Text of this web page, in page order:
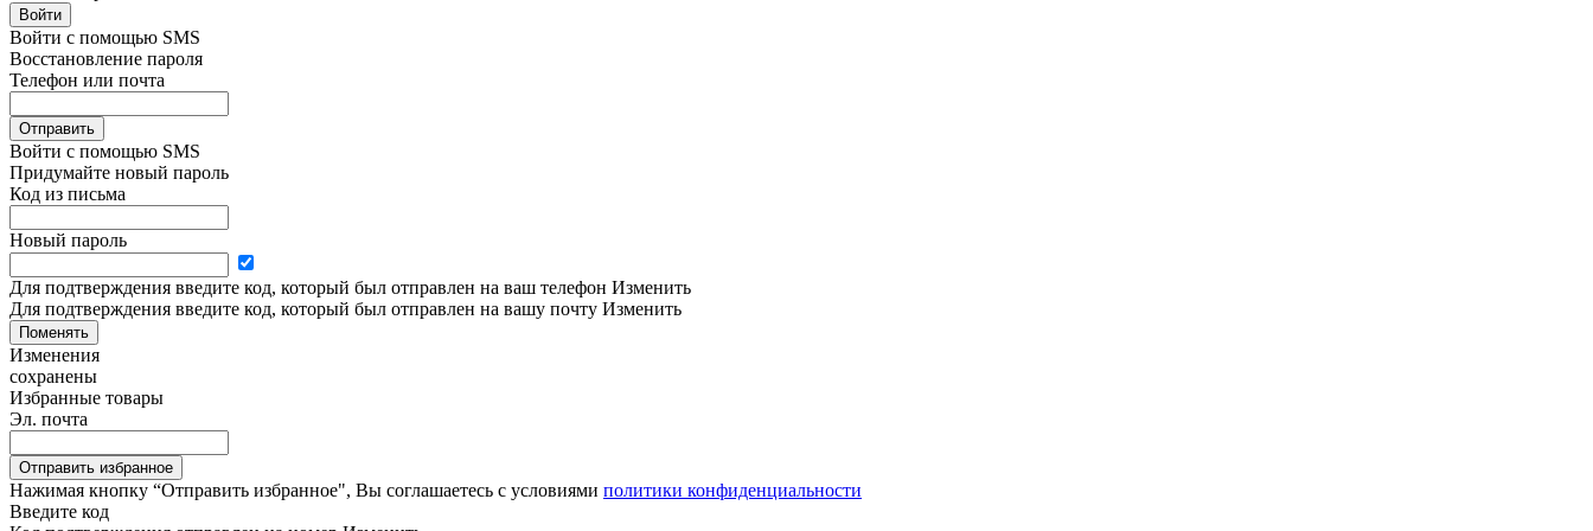
Войти
Войти с помощью SMS
Восстановление пароля
Телефон или почта
Отправить
Войти с помощью SMS
Придумайте новый пароль
Код из письма
Новый пароль
Для подтверждения введите код, который был отправлен на ваш телефон Изменить
Для подтверждения введите код, который был отправлен на вашу почту Изменить
Поменять
Изменения
сохранены
Избранные товары
Эл. почта
Отправить избранное
Нажимая кнопку “Отправить избранное", Вы соглашаетесь c условиями политики конфиденциальности
Введите код